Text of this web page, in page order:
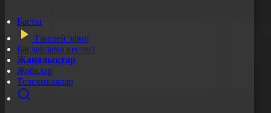
Басты
Тікелей эфир
Бағдарлама кестесі
Жаңалықтар
Жобалар
Телехикаялар